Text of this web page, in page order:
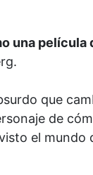
una película
que
de
el mundo